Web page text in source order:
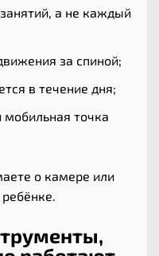
а не каждый
за спиной;
в течение дня;
мобильная точка
о камере или